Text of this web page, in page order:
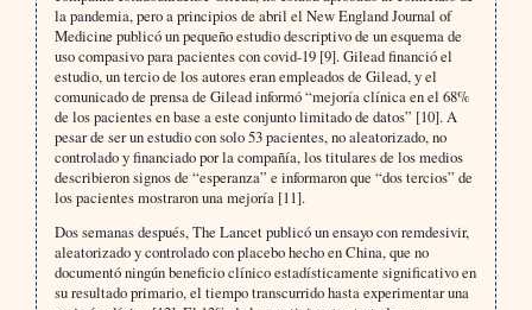
la pandemia, pero a principios de abril el New England Journal of
Medicine publicó un pequeño estudio descriptivo de un esquema de
uso compasivo para pacientes con covid-19 [9]. Gilead financió el
estudio, un tercio de los autores eran empleados de Gilead, y el
comunicado de prensa de Gilead informó “mejoría clínica en el 68%
de los pacientes en base a este conjunto limitado de datos” [10]. A
pesar de ser un estudio con solo 53 pacientes, no aleatorizado, no
controlado y financiado por la compañía, los titulares de los medios
describieron signos de “esperanza” e informaron que “dos tercios” de
los pacientes mostraron una mejoría [11].
Dos semanas después, The Lancet publicó un ensayo con remdesivir,
aleatorizado y controlado con placebo hecho en China, que no
documentó ningún beneficio clínico estadísticamente significativo en
su resultado primario, el tiempo transcurrido hasta experimentar una